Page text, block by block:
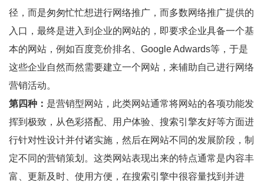
径，而是匆匆忙忙想进行网络推广，而多数网络推广提供的
入口，最终是进入到企业的网站的，即要求企业具备一个基
本的网站，例如百度竞价排名、Google Adwards等，于是
这些企业自然而然需要建立一个网站，来辅助自己进行网络
营销活动。
第四种： 是营销型网站，此类网站通常将网站的各项功能发
挥到极致，从色彩搭配、用户体验、搜索引擎友好等方面进
行针对性设计并付诸实施，然后在网站不同的发展阶段，制
定不同的营销策划。这类网站表现出来的特点通常是内容丰
富、更新及时、使用方便，在搜索引擎中很容量找到并进